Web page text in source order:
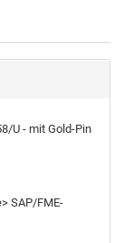
U - mit Gold-Pin
SAP/FME-